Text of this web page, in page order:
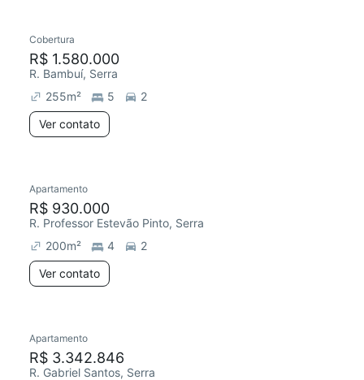
Cobertura
R$ 1.580.000
R. Bambuí, Serra
255m² 5
2
Ver contato
Apartamento
R$ 930.000
R. Professor Estevão Pinto, Serra
200m² 4
2
Ver contato
Apartamento
R$ 3.342.846
R. Gabriel Santos, Serra